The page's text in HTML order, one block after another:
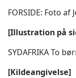
FORSIDE: Foto af
[Illustration på
SYDAFRIKA To
[Kildeangivelse]